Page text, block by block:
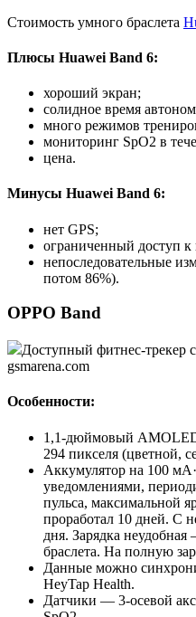
Стоимость умного браслета
Плюсы Huawei Band 6:
хороший экран;
солидное время
много режимов
мониторинг SpO2 в
цена.
Минусы Huawei Band 6:
нет GPS;
ограниченный доступ
непоследовательные
потом 86%).
OPPO Band
Доступный фитнес-трекер
gsmarena.com
Особенности:
1,1-дюймовый
294 пикселя (цветной,
Аккумулятор на 100
уведомлениями,
пульса, максимальной
проработал 10 дней. С
дня. Зарядка
браслета. На полную
Данные можно
HeyTap Health.
Датчики — 3-осевой